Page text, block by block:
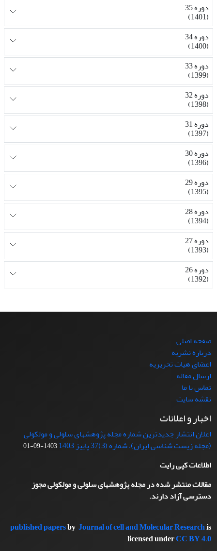
دوره 35
(1401)
دوره 34
(1400)
دوره 33
(1399)
دوره 32
(1398)
دوره 31
(1397)
دوره 30
(1396)
دوره 29
(1395)
دوره 28
(1394)
دوره 27
(1393)
دوره 26
(1392)
صفحه اصلی
درباره نشریه
اعضای هیات تحریریه
ارسال مقاله
تماس با ما
نقشه سایت
اخبار و اعلانات
اعلان انتشار جدیدترین شماره مجله پژوهشهای سلولی و مولکولی
(مجله زیست شناسی ایران)، شماره (3)37 پاییز 1403
1403-09-01
اطلاعات کپی رایت
مقالات منتشر شده در مجله پژوهشهای سلولی و مولکولی مجوز
دسترسی آزاد دارند.
published papersby Journal of cell and Molecular Researchis
licensed underCC BY 4.0